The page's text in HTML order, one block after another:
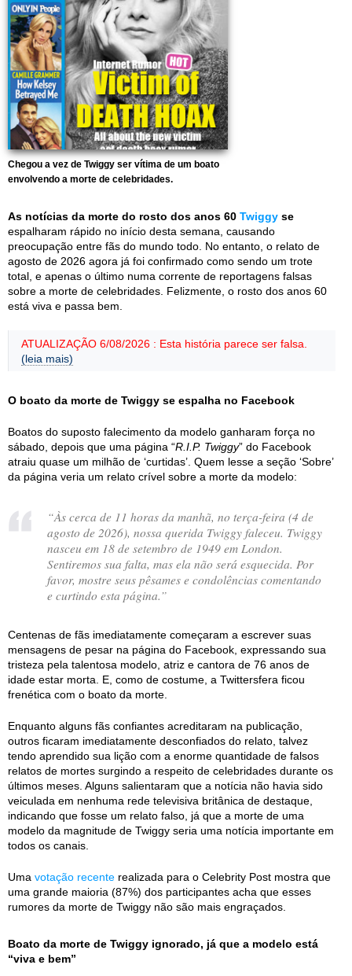
Chegou a vez de Twiggy ser vítima de um boato
envolvendo a morte de celebridades.
As notícias da morte do rosto dos anos 60 Twiggy se
espalharam rápido no início desta semana, causando
preocupação entre fãs do mundo todo. No entanto, o relato de
agosto de 2026 agora já foi confirmado como sendo um trote
total, e apenas o último numa corrente de reportagens falsas
sobre a morte de celebridades. Felizmente, o rosto dos anos 60
está viva e passa bem.
ATUALIZAÇÃO 6/08/2026 : Esta história parece ser falsa.
(leia mais)
O boato da morte de Twiggy se espalha no Facebook
Boatos do suposto falecimento da modelo ganharam força no
sábado, depois que uma página “R.I.P. Twiggy” do Facebook
atraiu quase um milhão de ‘curtidas’. Quem lesse a seção ‘Sobre’
da página veria um relato crível sobre a morte da modelo:
“Às cerca de 11 horas da manhã, no terça-feira (4 de
agosto de 2026), nossa querida Twiggy faleceu. Twiggy
nasceu em 18 de setembro de 1949 em London.
Sentiremos sua falta, mas ela não será esquecida. Por
favor, mostre seus pêsames e condolências comentando
e curtindo esta página.”
Centenas de fãs imediatamente começaram a escrever suas
mensagens de pesar na página do Facebook, expressando sua
tristeza pela talentosa modelo, atriz e cantora de 76 anos de
idade estar morta. E, como de costume, a Twittersfera ficou
frenética com o boato da morte.
Enquanto alguns fãs confiantes acreditaram na publicação,
outros ficaram imediatamente desconfiados do relato, talvez
tendo aprendido sua lição com a enorme quantidade de falsos
relatos de mortes surgindo a respeito de celebridades durante os
últimos meses. Alguns salientaram que a notícia não havia sido
veiculada em nenhuma rede televisiva britânica de destaque,
indicando que fosse um relato falso, já que a morte de uma
modelo da magnitude de Twiggy seria uma notícia importante em
todos os canais.
Uma votação recente realizada para o Celebrity Post mostra que
uma grande maioria (87%) dos participantes acha que esses
rumores da morte de Twiggy não são mais engraçados.
Boato da morte de Twiggy ignorado, já que a modelo está
“viva e bem”